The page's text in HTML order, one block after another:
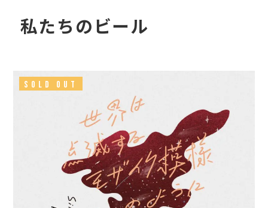
私たちのビール
SOLD OUT